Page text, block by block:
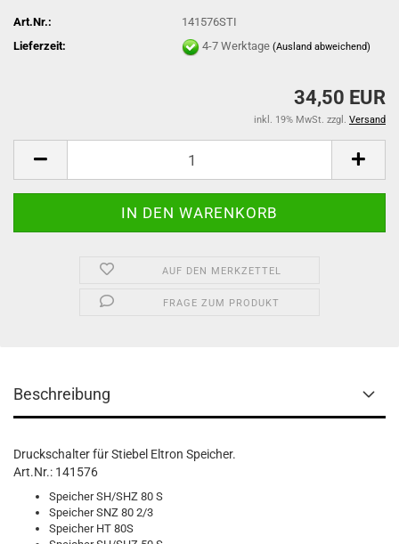
Art.Nr.:
141576STI
Lieferzeit:
4-7 Werktage(Ausland abweichend)
34,50 EUR
inkl. 19% MwSt. zzgl. Versand
AUF DEN MERKZETTEL
FRAGE ZUM PRODUKT
Beschreibung
Druckschalter für Stiebel Eltron Speicher.
Art.Nr.: 141576
Speicher SH/SHZ 80 S
Speicher SNZ 80 2/3
Speicher HT 80S